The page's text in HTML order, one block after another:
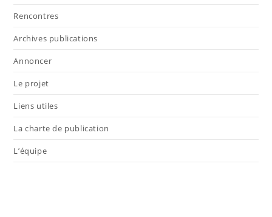
Rencontres
Archives publications
Annoncer
Le projet
Liens utiles
La charte de publication
L’équipe